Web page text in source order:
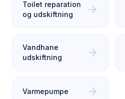
Toilet reparation
og udskiftning
arrow_forward
Vandhane
udskiftning
arrow_forward
Varmepumpe arrow_forward